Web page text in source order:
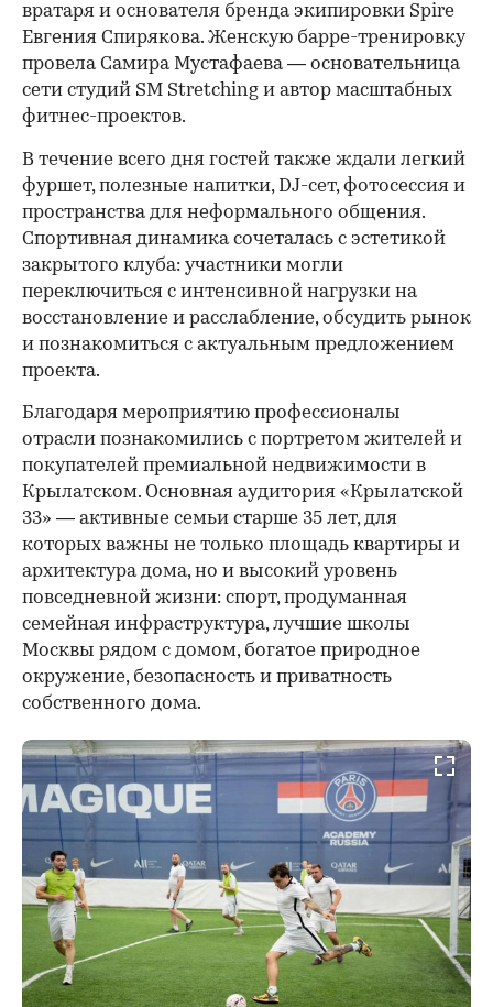
вратаря и основателя бренда экипировки Spire
Евгения Спирякова. Женскую барре-тренировку
провела Самира Мустафаева — основательница
сети студий SM Stretching и автор масштабных
фитнес-проектов.
В течение всего дня гостей также ждали легкий
фуршет, полезные напитки, DJ-сет, фотосессия и
пространства для неформального общения.
Спортивная динамика сочеталась с эстетикой
закрытого клуба: участники могли
переключиться с интенсивной нагрузки на
восстановление и расслабление, обсудить рынок
и познакомиться с актуальным предложением
проекта.
Благодаря мероприятию профессионалы
отрасли познакомились с портретом жителей и
покупателей премиальной недвижимости в
Крылатском. Основная аудитория «Крылатской
33» — активные семьи старше 35 лет, для
которых важны не только площадь квартиры и
архитектура дома, но и высокий уровень
повседневной жизни: спорт, продуманная
семейная инфраструктура, лучшие школы
Москвы рядом с домом, богатое природное
окружение, безопасность и приватность
собственного дома.